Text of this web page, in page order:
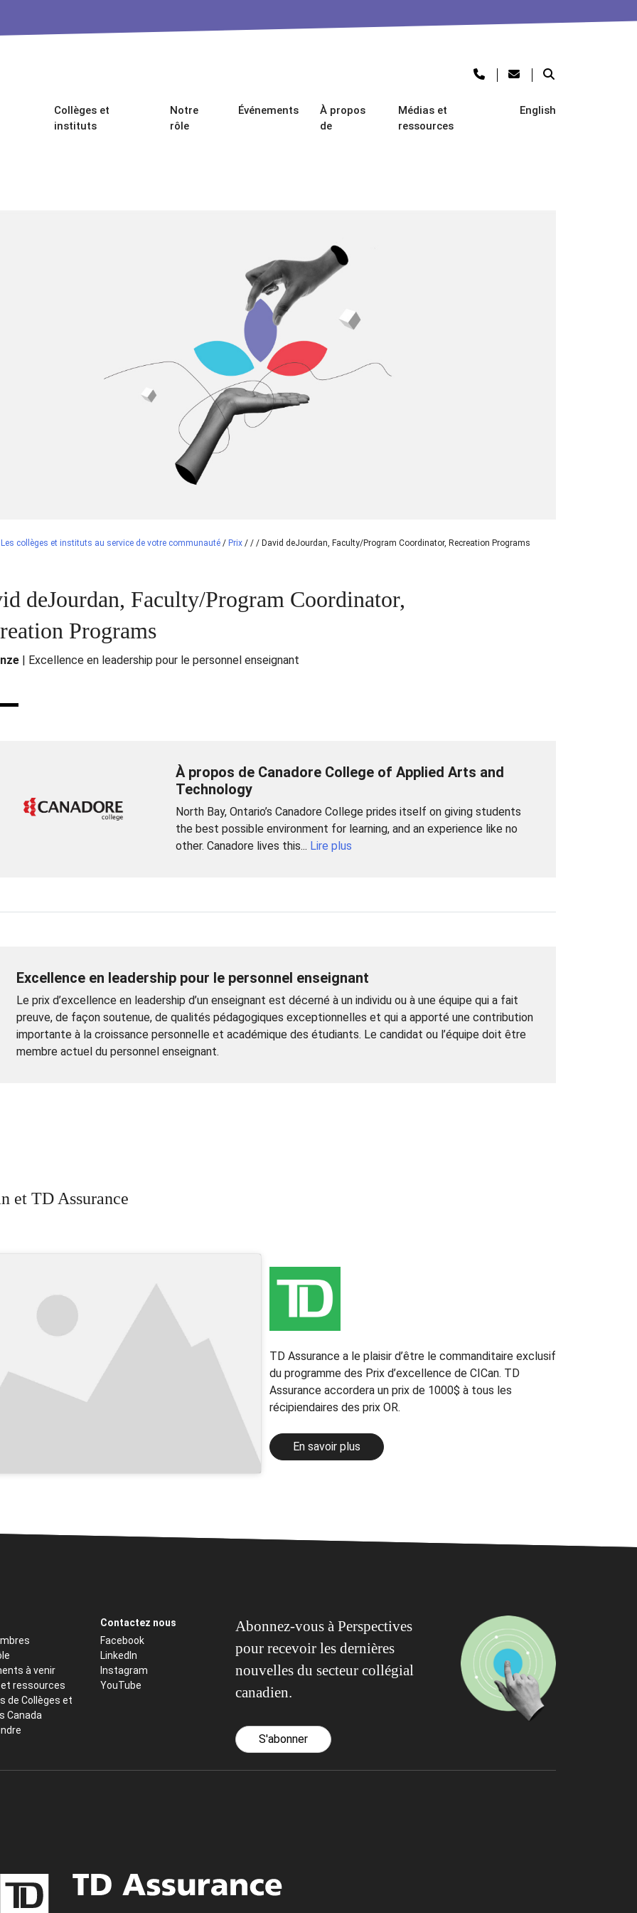
Collèges et
instituts
Notre
rôle
Événements
À propos
de
Médias et
ressources
English
Les collèges et instituts au service de votre communauté / Prix / / / David deJourdan, Faculty/Program Coordinator, Recreation Programs
deJourdan, Faculty/Program Coordinator,
Programs
| Excellence en leadership pour le personnel enseignant
À propos de Canadore College of Applied Arts and
Technology
North Bay, Ontario’s Canadore College prides itself on giving students
the best possible environment for learning, and an experience like no
other. Canadore lives this... Lire plus
Excellence en leadership pour le personnel enseignant
Le prix d’excellence en leadership d’un enseignant est décerné à un individu ou à une équipe qui a fait
preuve, de façon soutenue, de qualités pédagogiques exceptionnelles et qui a apporté une contribution
importante à la croissance personnelle et académique des étudiants. Le candidat ou l’équipe doit être
membre actuel du personnel enseignant.
et TD Assurance
TD Assurance a le plaisir d’être le commanditaire exclusif
du programme des Prix d’excellence de CICan. TD
Assurance accordera un prix de 1000$ à tous les
récipiendaires des prix OR.
En savoir plus
à venir
ressources
de Collèges et
Canada
Contactez nous
Facebook
LinkedIn
Instagram
YouTube
Abonnez-vous à Perspectives
pour recevoir les dernières
nouvelles du secteur collégial
canadien.
S'abonner